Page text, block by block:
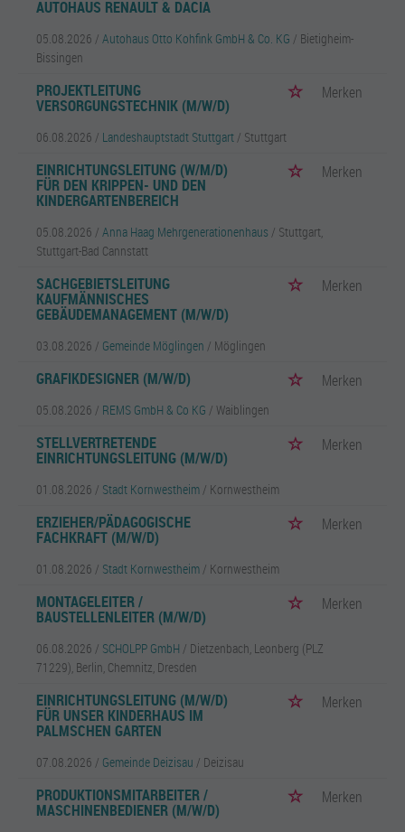
AUTOHAUS RENAULT & DACIA
05.08.2026 / Autohaus Otto Kohfink GmbH & Co. KG / Bietigheim-
Bissingen
PROJEKTLEITUNG
VERSORGUNGSTECHNIK (M/W/D)
Merken
06.08.2026 / Landeshauptstadt Stuttgart / Stuttgart
EINRICHTUNGSLEITUNG (W/M/D)
FÜR DEN KRIPPEN- UND DEN
KINDERGARTENBEREICH
Merken
05.08.2026 / Anna Haag Mehrgenerationenhaus / Stuttgart,
Stuttgart-Bad Cannstatt
SACHGEBIETSLEITUNG
KAUFMÄNNISCHES
GEBÄUDEMANAGEMENT (M/W/D)
Merken
03.08.2026 / Gemeinde Möglingen / Möglingen
GRAFIKDESIGNER (M/W/D) Merken
05.08.2026 / REMS GmbH & Co KG / Waiblingen
STELLVERTRETENDE
EINRICHTUNGSLEITUNG (M/W/D)
Merken
01.08.2026 / Stadt Kornwestheim / Kornwestheim
ERZIEHER/PÄDAGOGISCHE
FACHKRAFT (M/W/D)
Merken
01.08.2026 / Stadt Kornwestheim / Kornwestheim
MONTAGELEITER /
BAUSTELLENLEITER (M/W/D)
Merken
06.08.2026 / SCHOLPP GmbH / Dietzenbach, Leonberg (PLZ
71229), Berlin, Chemnitz, Dresden
EINRICHTUNGSLEITUNG (M/W/D)
FÜR UNSER KINDERHAUS IM
PALMSCHEN GARTEN
Merken
07.08.2026 / Gemeinde Deizisau / Deizisau
PRODUKTIONSMITARBEITER /
MASCHINENBEDIENER (M/W/D)
Merken